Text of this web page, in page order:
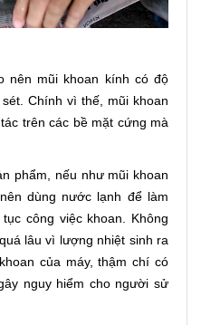
nên mũi khoan kính có độ
Chính vì thế, mũi khoan
trên các bề mặt cứng mà
phẩm, nếu như mũi khoan
dùng nước lạnh để làm
công việc khoan. Không
lâu vì lượng nhiệt sinh ra
của máy, thậm chí có
nguy hiểm cho người sử